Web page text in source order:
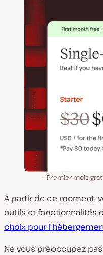
Premier mois
A partir de ce moment,
outils et fonctionnalités
choix pour
Ne vous préoccupez